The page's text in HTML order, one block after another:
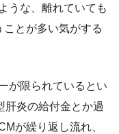
うな、離れていても
とが多い気がする
が限られているとい
肝炎の給付金とか過
が繰り返し流れ、